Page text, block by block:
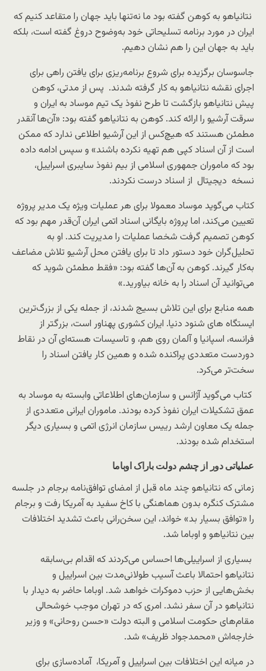
نتانیاهو به کوهن گفته بود ما نه‌تنها باید جهان را متقاعد کنیم که
ایران در مورد برنامه تسلیحاتی خود به‌وضوح دروغ گفته است، بلکه
باید به جهان این را هم نشان دهیم.
جاسوسان برگزیده برای شروع برنامه‌ریزی برای یافتن راهی برای
اجرای نقشه نتانیاهو به کار گرفته شدند. پس از مدتی، کوهن
پیش نتانیاهو بازگشت تا طرح نفوذ یک تیم موساد به ایران و
سرقت آرشیو را ارائه کند. کوهن به نتانیاهو گفته بود: «آن‌ها آنقدر
مطمئن هستند که هیچ‌کس از این آرشیو اطلاعی ندارد که ممکن
است از آن اسناد کپی هم تهیه نکرده باشند» و سپس ادامه داده
بود که ماموران جمهوری اسلامی از بیم نفوذ سایبری اسراییل،
نسخه دیجیتال از اسناد درست نکردند.
کتاب می‌گوید موساد معمولا برای هر عملیات ویژه یک مدیر پروژه
تعیین می‌کند، اما پروژه بایگانی اسناد اتمی ایران آن‌قدر مهم بود که
کوهن تصمیم گرفت شخصا عملیات را مدیریت کند. او به
تحلیل‌گران خود دستور داد تا برای یافتن محل آرشیو تلاش مضاعف
به‌کار گیرند. کوهن به آن‌ها گفته بود: «فقط مطمئن شوید که
می‌توانید آن اسناد را به خانه بیاورید.»
همه منابع برای این تلاش بسیج شدند، از جمله یکی از بزرگ‌ترین
ایستگاه های شنود دنیا. ایران کشوری پهناور است، بزرگتر از
فرانسه، اسپانیا و آلمان روی هم، و تاسیسات هسته‌ای آن در نقاط
دوردست متعددی پراکنده شده و همین کار یافتن اسناد را
سخت‌تر می‌کرد.
کتاب می‌گوید آژانس و سازمان‌های اطلاعاتی وابسته به موساد به
عمق تشکیلات ایران نفوذ کرده بودند. ماموران ایرانی متعددی از
جمله یک معاون ارشد رییس سازمان انرژی اتمی و بسیاری دیگر
استخدام شده بودند.
عملیاتی دور از چشم دولت باراک اوباما
زمانی که نتانیاهو چند ماه قبل از امضای توافق‌نامه برجام در جلسه
مشترک کنگره بدون هماهنگی با کاخ سفید به آمریکا رفت و برجام
را «توافق بسیار بد» خواند، این سخن‌رانی باعث تشدید اختلافات
بین نتانیاهو و اوباما شد.
بسیاری از اسراییلی‌ها احساس می‌کردند که اقدام بی‌سابقه
نتانیاهو احتمالا باعث آسیب طولانی‌مدت بین اسراییل و
بخش‌هایی از حزب دموکرات خواهد شد. اوباما حاضر به دیدار با
نتانیاهو در آن سفر نشد. امری که در تهران موجب خوشحالی
مقام‌های حکومت اسلامی و البته دولت «حسن روحانی» و وزیر
خارجه‌اش «محمدجواد ظریف» شد.
در میانه این اختلافات بین اسراییل و آمریکا، آماده‌سازی برای